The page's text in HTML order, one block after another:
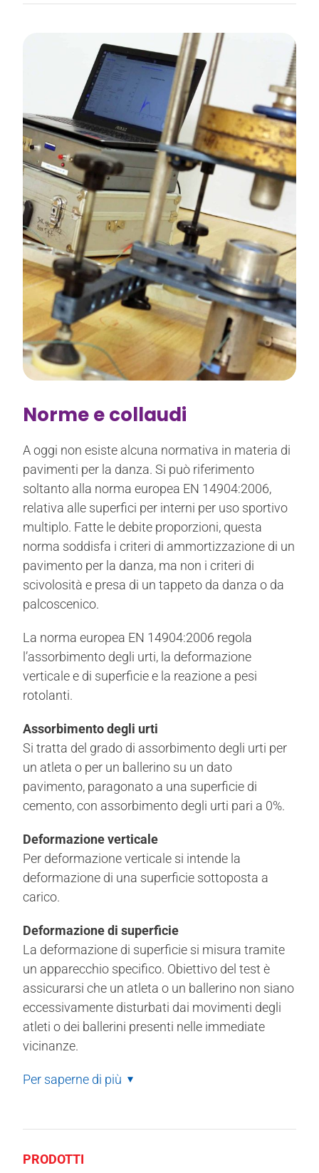
Norme e collaudi
A oggi non esiste alcuna normativa in materia di
pavimenti per la danza. Si può riferimento
soltanto alla norma europea EN 14904:2006,
relativa alle superfici per interni per uso sportivo
multiplo. Fatte le debite proporzioni, questa
norma soddisfa i criteri di ammortizzazione di un
pavimento per la danza, ma non i criteri di
scivolosità e presa di un tappeto da danza o da
palcoscenico.
La norma europea EN 14904:2006 regola
l’assorbimento degli urti, la deformazione
verticale e di superficie e la reazione a pesi
rotolanti.
Assorbimento degli urti
Si tratta del grado di assorbimento degli urti per
un atleta o per un ballerino su un dato
pavimento, paragonato a una superficie di
cemento, con assorbimento degli urti pari a 0%.
Deformazione verticale
Per deformazione verticale si intende la
deformazione di una superficie sottoposta a
carico.
Deformazione di superficie
La deformazione di superficie si misura tramite
un apparecchio specifico. Obiettivo del test è
assicurarsi che un atleta o un ballerino non siano
eccessivamente disturbati dai movimenti degli
atleti o dei ballerini presenti nelle immediate
vicinanze.
Per saperne di più
PRODOTTI